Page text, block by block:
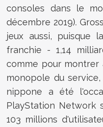
consoles dans le
décembre 2019).
jeux aussi, puisque
franchie - 1,14
comme pour montrer
monopole du
nippone a été
PlayStation Network
103 millions